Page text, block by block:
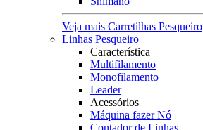
Veja mais Carretilhas Pesqueiro
Linhas Pesqueiro
Característica
Multifilamento
Monofilamento
Leader
Acessórios
Máquina fazer Nó
Contador de Linhas